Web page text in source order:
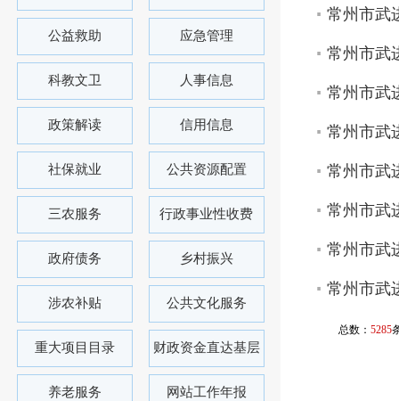
公益救助 应急管理
科教文卫 人事信息
政策解读 信用信息
社保就业 公共资源配置
三农服务 行政事业性收费
政府债务 乡村振兴
涉农补贴 公共文化服务
重大项目目录 财政资金直达基层
养老服务 网站工作年报
常州市武
常州市武
常州市武
常州市武
常州市武
常州市武
常州市武
常州市武
总数： 5285